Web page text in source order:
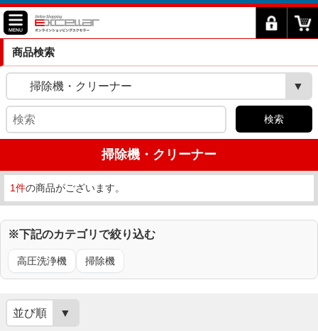
商品検索
掃除機・クリーナー
検索
掃除機・クリーナー
1件の商品がございます。
※下記のカテゴリで絞り込む
高圧洗浄機 掃除機
並び順